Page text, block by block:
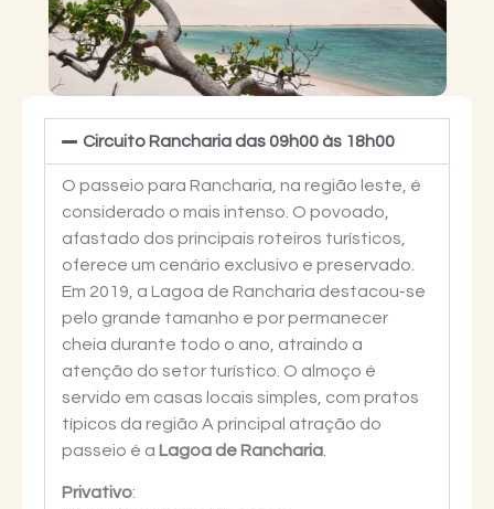
Circuito Rancharia das 09h00 às 18h00
O passeio para Rancharia, na região leste, é
considerado o mais intenso. O povoado,
afastado dos principais roteiros turísticos,
oferece um cenário exclusivo e preservado.
Em 2019, a Lagoa de Rancharia destacou-se
pelo grande tamanho e por permanecer
cheia durante todo o ano, atraindo a
atenção do setor turístico. O almoço é
servido em casas locais simples, com pratos
típicos da região A principal atração do
passeio é a Lagoa de Rancharia
Privativo: